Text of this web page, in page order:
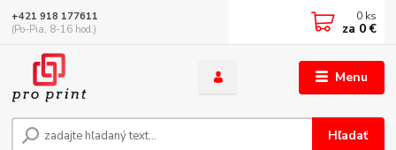
Menu
Hľadať
+421 918 177611
(Po-Pia, 8-16 hod.)
0 ks
za 0 €